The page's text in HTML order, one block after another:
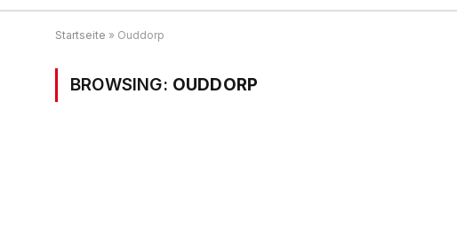
Startseite » Ouddorp
BROWSING: OUDDORP